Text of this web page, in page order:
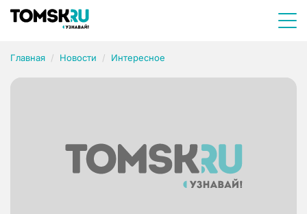
Главная Новости Интересное